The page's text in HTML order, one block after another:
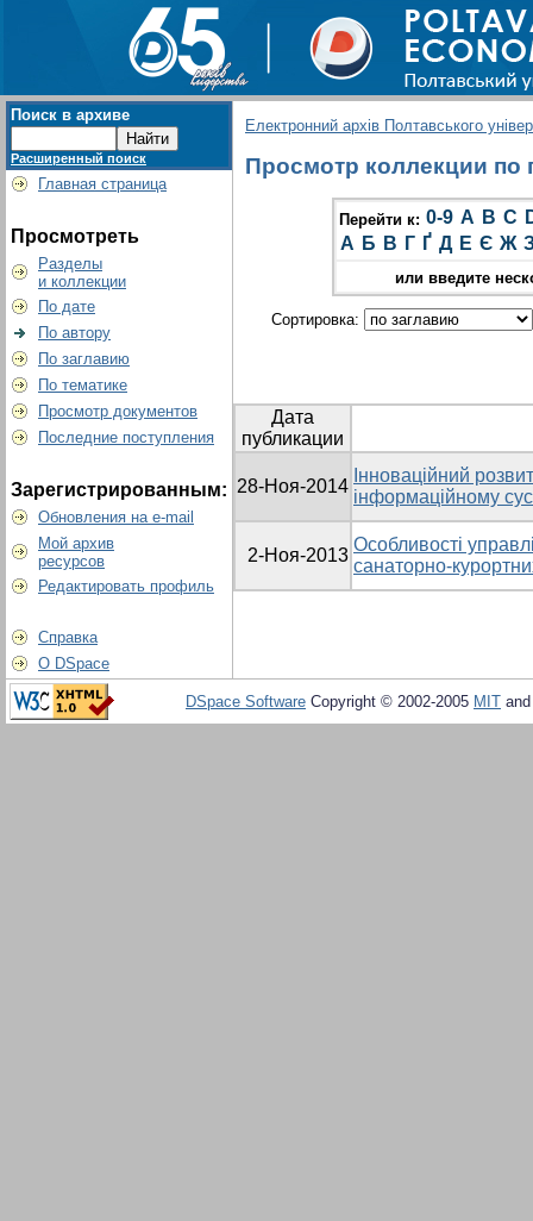
Поиск в архиве
Расширенный поиск
Главная страница
Просмотреть
Разделы
и коллекции
По дате
По автору
По заглавию
По тематике
Просмотр документов
Последние поступления
Зарегистрированным:
Обновления на e-mail
Мой архив
ресурсов
Редактировать профиль
Справка
О DSpace
Електронний архів Полтавського
Просмотр коллекции по
Перейти к: 0-9 A B C
А Б В Г Ґ Д Е Є Ж
или введите
Сортировка:
Дата
публикации
28-Ноя-2014
Інноваційний
інформаційному
2-Ноя-2013
Особливості
санаторно-
DSpace Software Copyright © 2002-2005 MIT